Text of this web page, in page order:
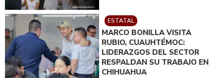
ESTATAL
MARCO BONILLA VISITA
RUBIO, CUAUHTÉMOC:
LIDERAZGOS DEL SECTOR
RESPALDAN SU TRABAJO EN
CHIHUAHUA